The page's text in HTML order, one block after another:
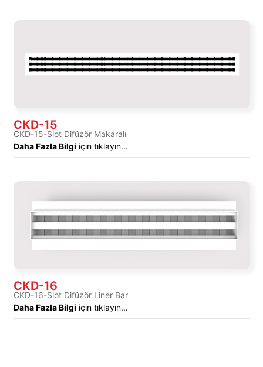
CKD-15
CKD-15-Slot Difüzör Makaralı
Daha Fazla Bilgi için tıklayın...
CKD-16
CKD-16-Slot Difüzör Liner Bar
Daha Fazla Bilgi için tıklayın...